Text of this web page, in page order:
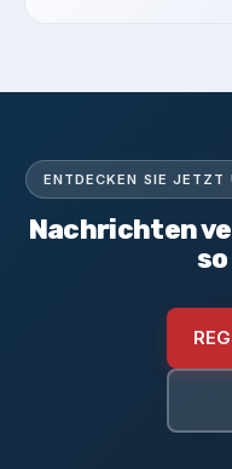
ENTDECKEN SIE JETZT
Nachrichten